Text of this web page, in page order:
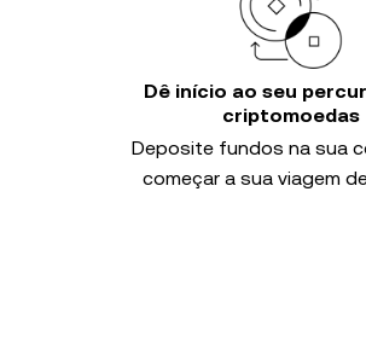
Dê início ao seu
criptomoedas
Deposite fundos na sua
começar a sua viagem